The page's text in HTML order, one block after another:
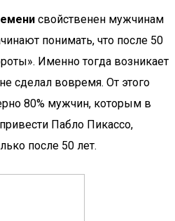
свойственен мужчинам
понимать, что после 50
Именно тогда возникает
сделал вовремя. От этого
80% мужчин, которым в
Пабло Пикассо,
после 50 лет.